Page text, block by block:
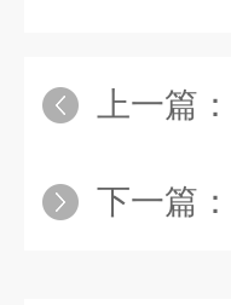
上一篇：
下一篇：